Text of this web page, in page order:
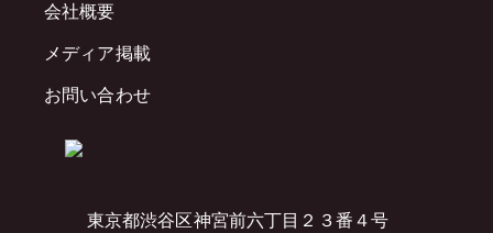
東京都渋谷区神宮前六丁目２３番４号
会社概要
メディア掲載
お問い合わせ